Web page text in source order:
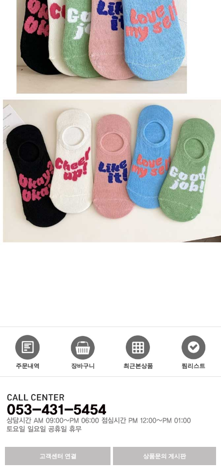
주문내역 장바구니 최근본상품 찜리스트
고객센터 연결 상품문의 게시판